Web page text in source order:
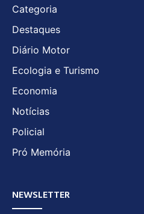
Categoria
Destaques
Diário Motor
Ecologia e Turismo
Economia
Notícias
Policial
Pró Memória
NEWSLETTER